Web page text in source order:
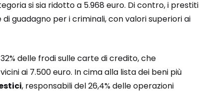
si sia ridotto a 5.968 euro. Di contro, i prestiti
guadagno per i criminali, con valori superiori ai
delle frodi sulle carte di credito, che
ai 7.500 euro. In cima alla lista dei beni più
, responsabili del 26,4% delle operazioni